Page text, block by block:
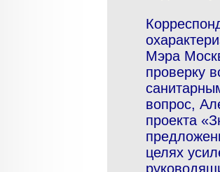
Мэра
проверку
вопрос,
проекта
целях